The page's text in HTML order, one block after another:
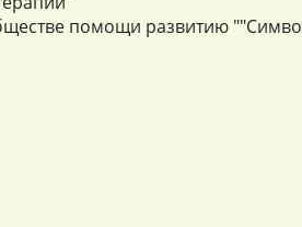
помощи развитию